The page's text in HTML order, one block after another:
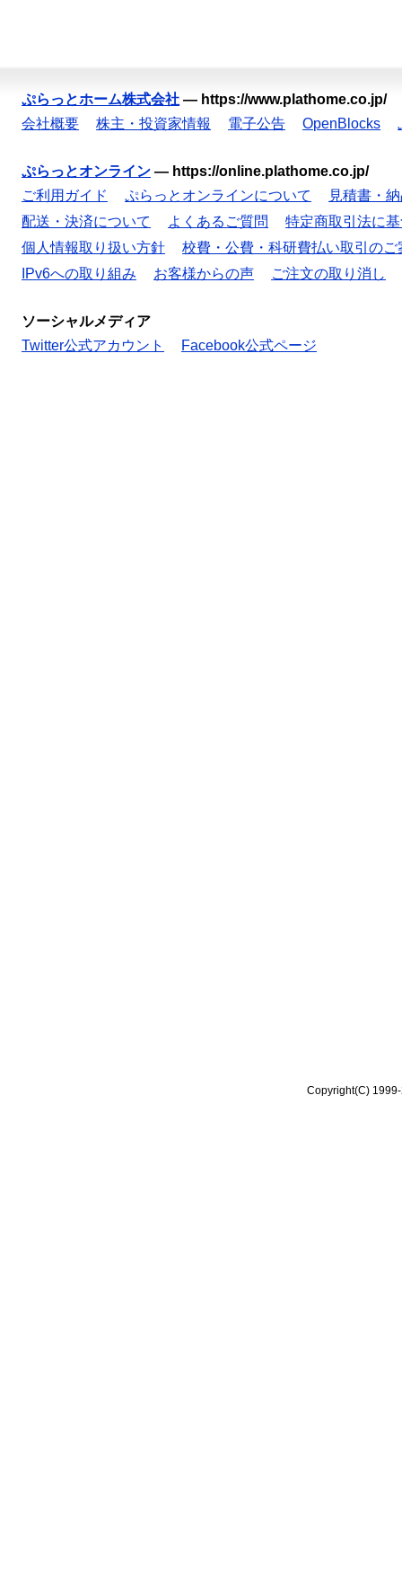
ぷらっとホーム株式会社 — https://www.plathome.co.jp/
会社概要
株主・投資家情報 電子公告 OpenBlocks
ぷらっとオンライン — https://online.plathome.co.jp/
ご利用ガイド
ぷらっとオンラインについて
見積書・
配送・決済について
よくあるご質問
特定商取引法に
個人情報取り扱い方針
校費・公費・科研費払い取引のご
IPv6への取り組み
お客様からの声 ご注文の取り消し
ソーシャルメディア
Twitter公式アカウント
Facebook公式ページ
Copyright(C)